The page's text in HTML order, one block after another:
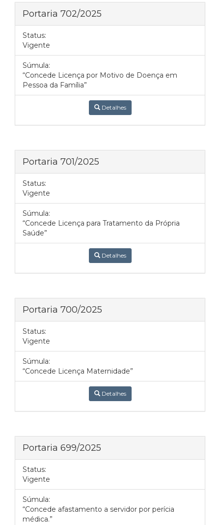
Portaria 702/2025
Status:
Vigente
Súmula:
“Concede Licença por Motivo de Doença em
Pessoa da Família”
Detalhes
Portaria 701/2025
Status:
Vigente
Súmula:
“Concede Licença para Tratamento da Própria
Saúde”
Detalhes
Portaria 700/2025
Status:
Vigente
Súmula:
“Concede Licença Maternidade”
Detalhes
Portaria 699/2025
Status:
Vigente
Súmula:
“Concede afastamento a servidor por perícia
médica.”